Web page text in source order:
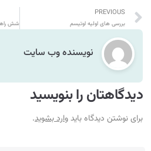
PREVIOUS
بررسی های اولیه اوتیسم
نویسنده وب سایت
دیدگاهتان را بنویسید
برای نوشتن دیدگاه بایدوارد بشوید.